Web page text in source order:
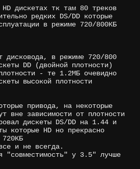
дискетах тк там 80 треков
редких DS/DD которые
в режиме 720/800КБ
дисковода, в режиме 720/800
DD (двойной плотности)
- те 1.2МБ очевидно
высокой плотности
привода, на некоторые
вне зависимости от плотности
дискеты DS/DD на 1.44 и
которые HD но прекрасно
и не всегда.
"совместимость" у 3.5" лучше